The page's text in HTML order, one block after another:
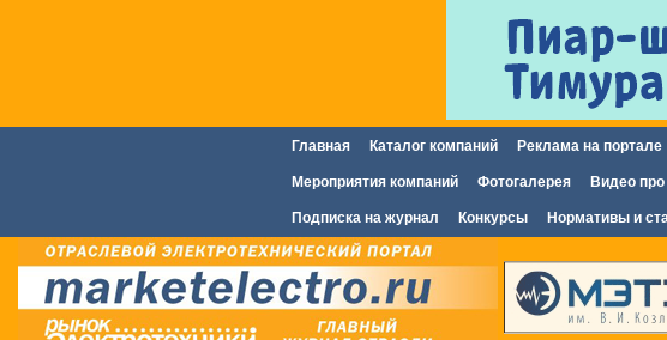
Главное меню
Главная Каталог компаний Реклама на портале
Мероприятия компаний Фотогалерея Видео про
Подписка на журнал Конкурсы Нормативы и